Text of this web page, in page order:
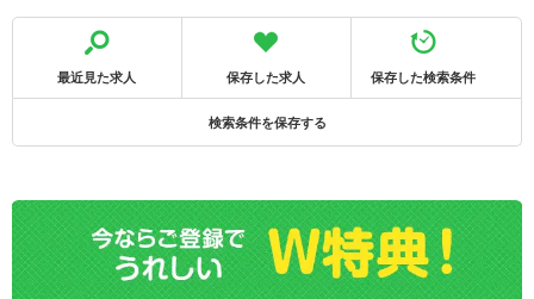
最近見た求人 保存した求人 保存した検索条件
検索条件を保存する